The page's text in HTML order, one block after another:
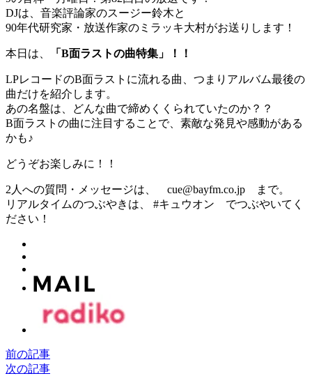
DJは、音楽評論家のスージー鈴木と
90年代研究家・放送作家のミラッキ大村がお送りします！
本日は、 「B面ラストの曲特集」！！
LPレコードのB面ラストに流れる曲、つまりアルバム最後の
曲だけを紹介します。
あの名盤は、どんな曲で締めくくられていたのか？？
B面ラストの曲に注目することで、素敵な発見や感動がある
かも♪
どうぞお楽しみに！！
2人への質問・メッセージは、 cue@bayfm.co.jp まで。
リアルタイムのつぶやきは、 #キュウオン でつぶやいてく
ださい！
前の記事
次の記事